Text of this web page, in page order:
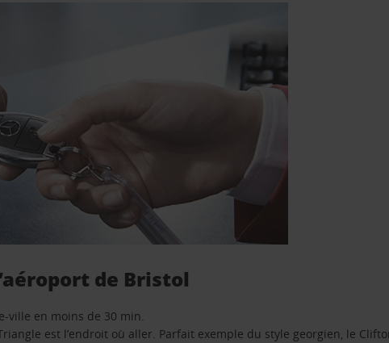
de Bristol
ville en moins de 30 min.
est l’endroit où aller. Parfait exemple du style georgien, le